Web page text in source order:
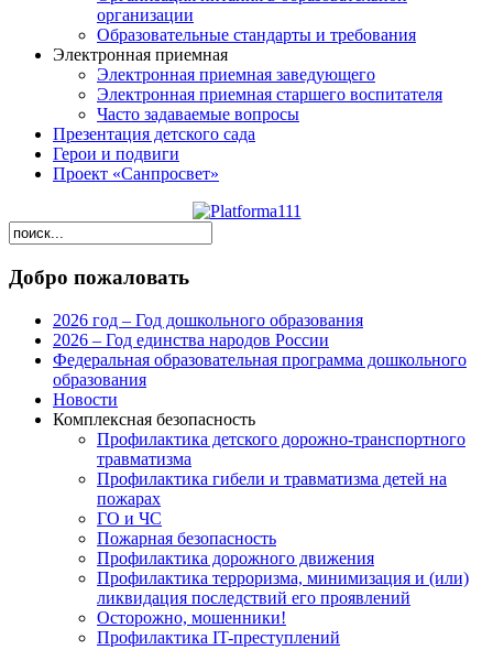
организации
Образовательные стандарты и требования
Электронная приемная
Электронная приемная заведующего
Электронная приемная старшего воспитателя
Часто задаваемые вопросы
Презентация детского сада
Герои и подвиги
Проект «Санпросвет»
Добро пожаловать
2026 год – Год дошкольного образования
2026 – Год единства народов России
Федеральная образовательная программа дошкольного
образования
Новости
Комплексная безопасность
Профилактика детского дорожно-транспортного
травматизма
Профилактика гибели и травматизма детей на
пожарах
ГО и ЧС
Пожарная безопасность
Профилактика дорожного движения
Профилактика терроризма, минимизация и (или)
ликвидация последствий его проявлений
Осторожно, мошенники!
Профилактика IT-преступлений